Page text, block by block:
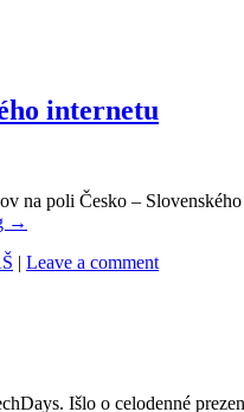
internetu
na poli Česko –
→
| Leave a comment
Išlo o celodenné